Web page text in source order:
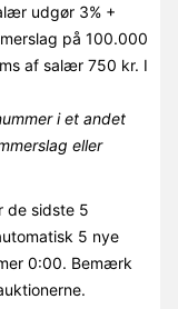
udgør 3% +
på 100.000
af salær 750 kr. I
i et andet
eller
de sidste 5
5 nye
0:00. Bemærk